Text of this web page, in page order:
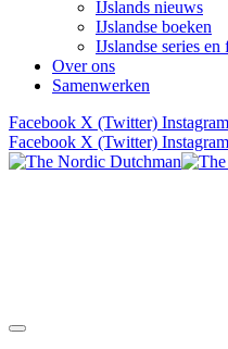
IJslands nieuws
IJslandse boeken
IJslandse series en
Over ons
Samenwerken
Facebook X (Twitter) Instagram
Facebook X (Twitter) Instagram